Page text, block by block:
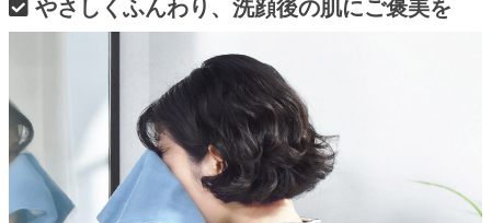
やさしくふんわり、洗顔後の肌にご褒美を